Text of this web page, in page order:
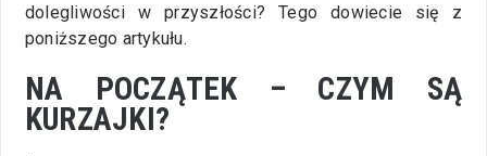
dolegliwości w przyszłości? Tego dowiecie się z
poniższego artykułu.
NA POCZĄTEK – CZYM SĄ
KURZAJKI?